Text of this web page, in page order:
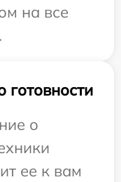
на все
о
ее к вам